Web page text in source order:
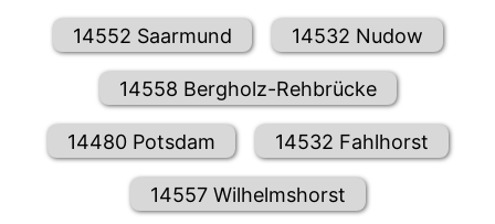
14552 Saarmund 14532 Nudow
14558 Bergholz-Rehbrücke
14480 Potsdam 14532 Fahlhorst
14557 Wilhelmshorst